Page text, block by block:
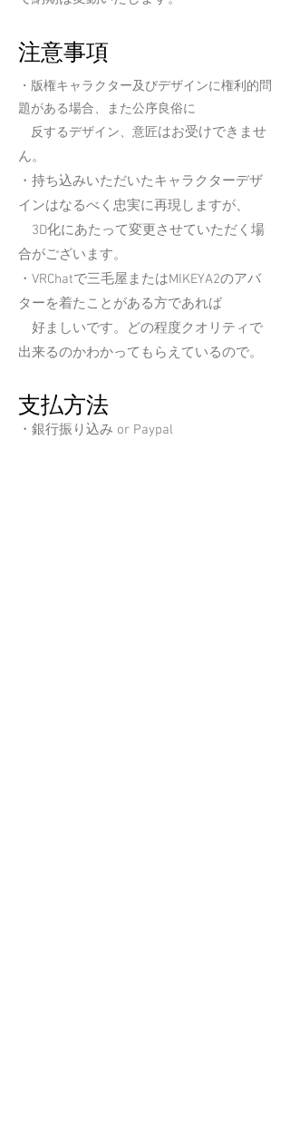
注意事項
・版権キャラクター及びデザインに権利的問
題がある場合、また公序良俗に
反するデザイン、意匠はお受けできませ
ん。
・持ち込みいただいたキャラクターデザ
インはなるべく忠実に再現しますが、
3D化にあたって変更させていただく場
合がございます。
・VRChatで三毛屋またはMIKEYA2のアバ
ターを着たことがある方であれば
好ましいです。どの程度クオリティで
出来るのかわかってもらえているので。​
支払方法
​・銀行振り込み or Paypal